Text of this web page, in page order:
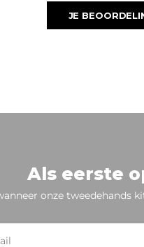
JE
Als eerste
onze tweedehands